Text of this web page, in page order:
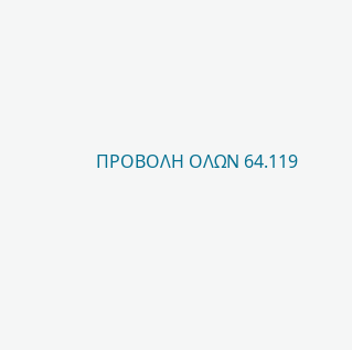
ΠΡΟΒΟΛΉ ΌΛΩΝ 64.119